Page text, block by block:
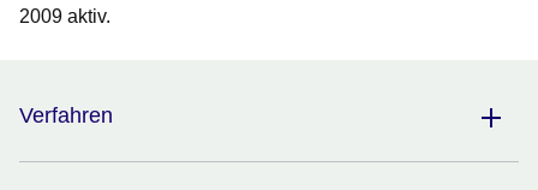
2009 aktiv.
Verfahren